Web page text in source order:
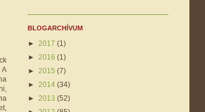
A
BLOGARCHÍVUM
► 2017 (1)
► 2016 (1)
► 2015 (7)
► 2014 (34)
► 2013 (52)